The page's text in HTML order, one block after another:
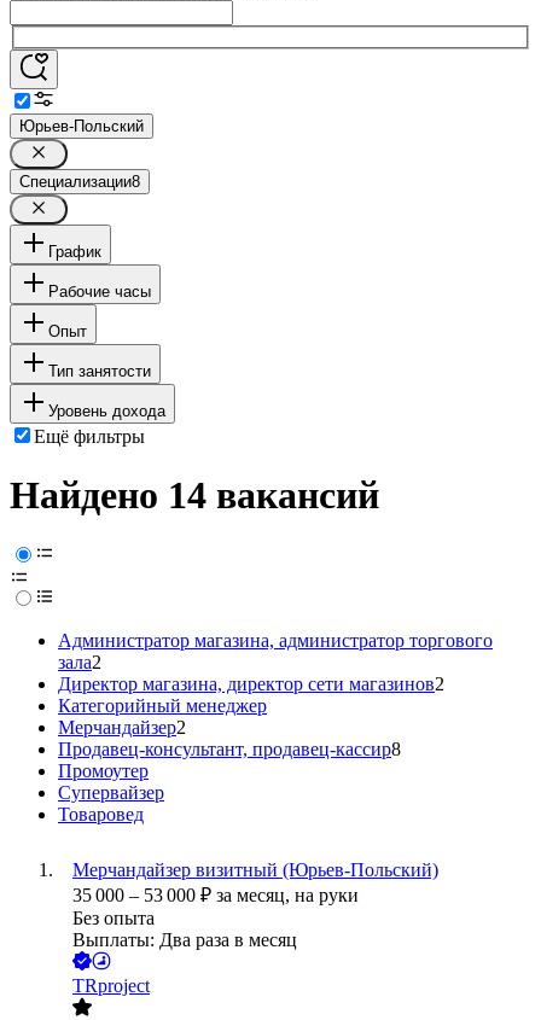
Юрьев-Польский
Специализации8
График
Рабочие часы
Опыт
Тип занятости
Уровень дохода
Ещё фильтры
Найдено 14 вакансий
Администратор магазина, администратор торгового
зала2
Директор магазина, директор сети магазинов2
Категорийный менеджер
Мерчандайзер2
Продавец-консультант, продавец-кассир8
Промоутер
Супервайзер
Товаровед
Мерчандайзер визитный (Юрьев-Польский)
35 000 – 53 000 ₽ за месяц, на руки
Без опыта
Выплаты: Два раза в месяц
TRproject